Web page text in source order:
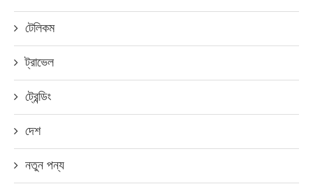
টেলিকম
ট্রাভেল
ট্রেন্ডিং
দেশ
নতুন পন্য